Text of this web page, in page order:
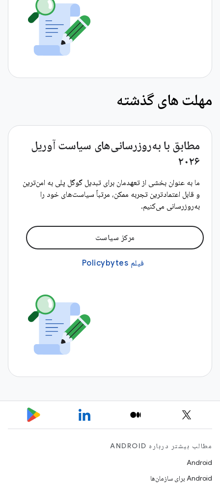
مهلت های گذشته
مطابق با به‌روزرسانی‌های سیاست آوریل
۲۰۲۶
ما به عنوان بخشی از تعهدمان برای تبدیل گوگل پلی به امن‌ترین
و قابل اعتمادترین تجربه ممکن، مرتباً سیاست‌های خود را
به‌روزرسانی می‌کنیم.
مرکز سیاست
فیلم Policybytes
مطالب بیشتر درباره ANDROID
Android
Android برای سازمان‌ها